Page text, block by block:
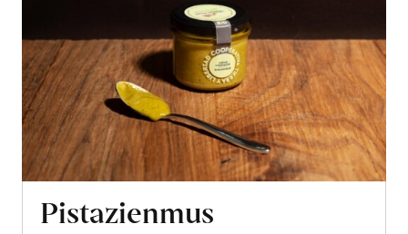
Pistazienmus